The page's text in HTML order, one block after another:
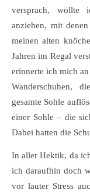
versprach, wollte
anziehen, mit
meinen alten
Jahren im Regal
erinnerte ich mich
Wanderschuhen,
gesamte Sohle
einer Sohle – die
Dabei hatten die
In aller Hektik, da
ich daraufhin doch
vor lauter Stress